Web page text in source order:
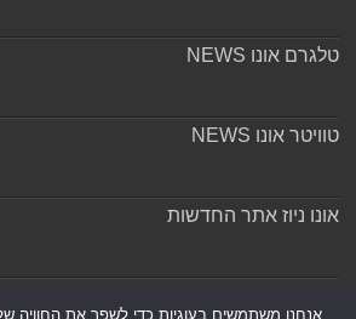
טלגרם אונו NEWS
טוויטר אונו NEWS
אונו ניוז אתר החדשות
אנחנו משתמשים בעוגיות כדי לשפר את החוויה